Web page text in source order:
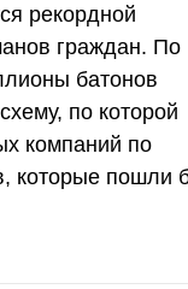
рекордной
граждан. По
батонов
по которой
компаний по
которые пошли